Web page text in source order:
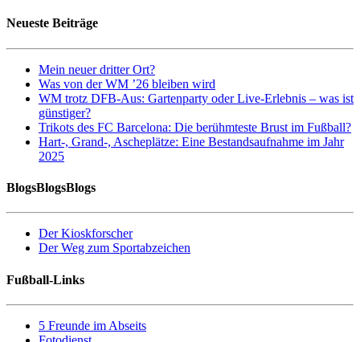
Neueste Beiträge
Mein neuer dritter Ort?
Was von der WM ’26 bleiben wird
WM trotz DFB-Aus: Gartenparty oder Live-Erlebnis – was ist
günstiger?
Trikots des FC Barcelona: Die berühmteste Brust im Fußball?
Hart-, Grand-, Ascheplätze: Eine Bestandsaufnahme im Jahr
2025
BlogsBlogsBlogs
Der Kioskforscher
Der Weg zum Sportabzeichen
Fußball-Links
5 Freunde im Abseits